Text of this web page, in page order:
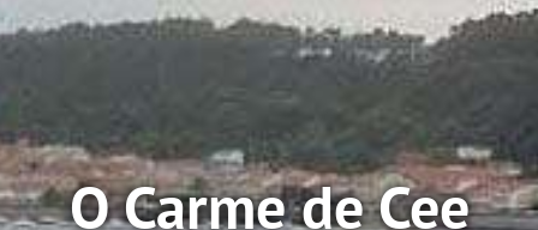
O Carme de Cee